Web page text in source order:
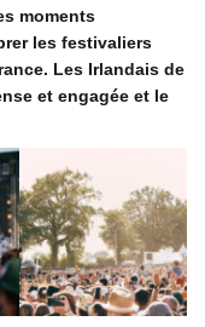
moments
les festivaliers
Les Irlandais de
et engagée et le